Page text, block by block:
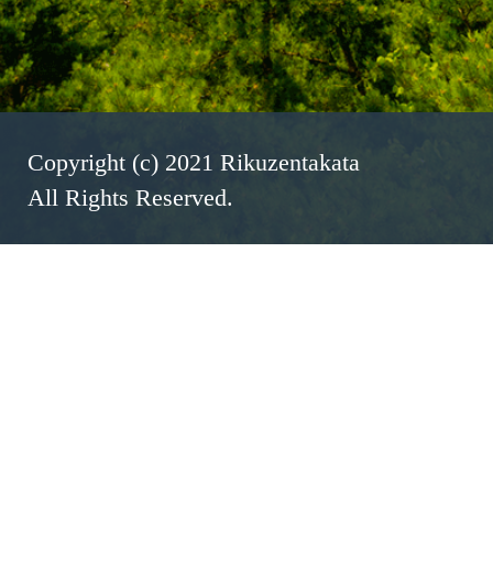
Copyright (c) 2021 Rikuzentakata
All Rights Reserved.